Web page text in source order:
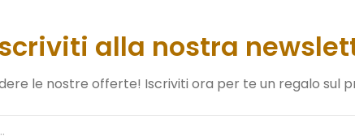
alla nostra
le nostre offerte! Iscriviti ora per te un regalo sul